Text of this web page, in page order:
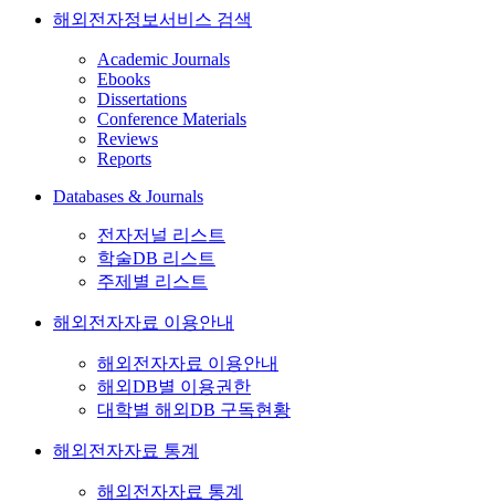
해외전자정보서비스 검색
Academic Journals
Ebooks
Dissertations
Conference Materials
Reviews
Reports
Databases & Journals
전자저널 리스트
학술DB 리스트
주제별 리스트
해외전자자료 이용안내
해외전자자료 이용안내
해외DB별 이용권한
대학별 해외DB 구독현황
해외전자자료 통계
해외전자자료 통계